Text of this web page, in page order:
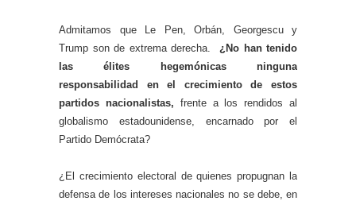
Admitamos que Le Pen, Orbán, Georgescu y
Trump son de extrema derecha. ¿No han tenido
las élites hegemónicas ninguna
responsabilidad en el crecimiento de estos
partidos nacionalistas, frente a los rendidos al
globalismo estadounidense, encarnado por el
Partido Demócrata?
¿El crecimiento electoral de quienes propugnan la
defensa de los intereses nacionales no se debe, en